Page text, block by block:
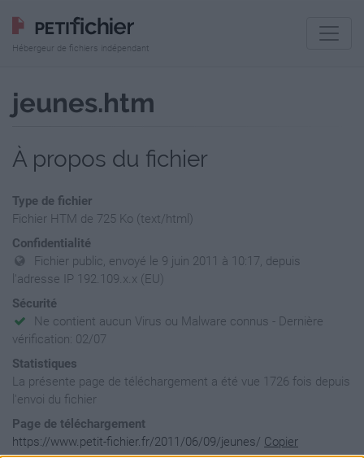
Hébergeur de fichiers indépendant
jeunes.htm
À propos du fichier
Type de fichier
Fichier HTM de 725 Ko (text/html)
Confidentialité
Fichier public, envoyé le 9 juin 2011 à 10:17, depuis
l'adresse IP 192.109.x.x (EU)
Sécurité
Ne contient aucun Virus ou Malware connus - Dernière
vérification: 02/07
Statistiques
La présente page de téléchargement a été vue 1726 fois depuis
l'envoi du fichier
Page de téléchargement
https://www.petit-fichier.fr/2011/06/09/jeunes/ Copier